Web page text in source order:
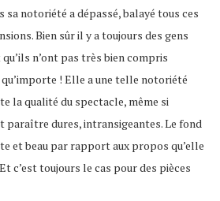
sa notoriété a dépassé, balayé tous ces
Bien sûr il y a toujours des gens
n’ont pas très bien compris
! Elle a une telle notoriété
la qualité du spectacle, même si
paraître dures, intransigeantes. Le fond
et beau par rapport aux propos qu’elle
c’est toujours le cas pour des pièces